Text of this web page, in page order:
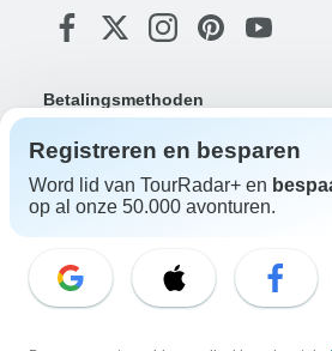
Betalingsmethoden
Registreren en besparen
Word lid van TourRadar+ en
op al onze 50.000 avonturen.